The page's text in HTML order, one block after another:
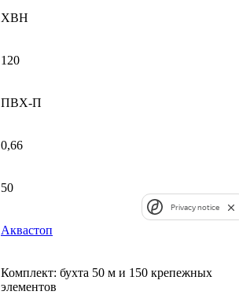
ХВН
120
ПВХ-П
0,66
50
Аквастоп
Комплект: бухта 50 м и 150 крепежных
элементов
Privacy notice